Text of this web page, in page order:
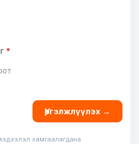
*
Үргэлжлүүлэх →
хамгаалагдана